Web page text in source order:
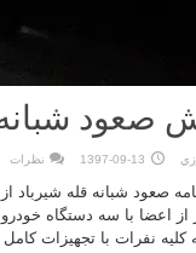
صعود شبانه
1397-09-13 نظرات
نفرات با تجهیزات کامل و با